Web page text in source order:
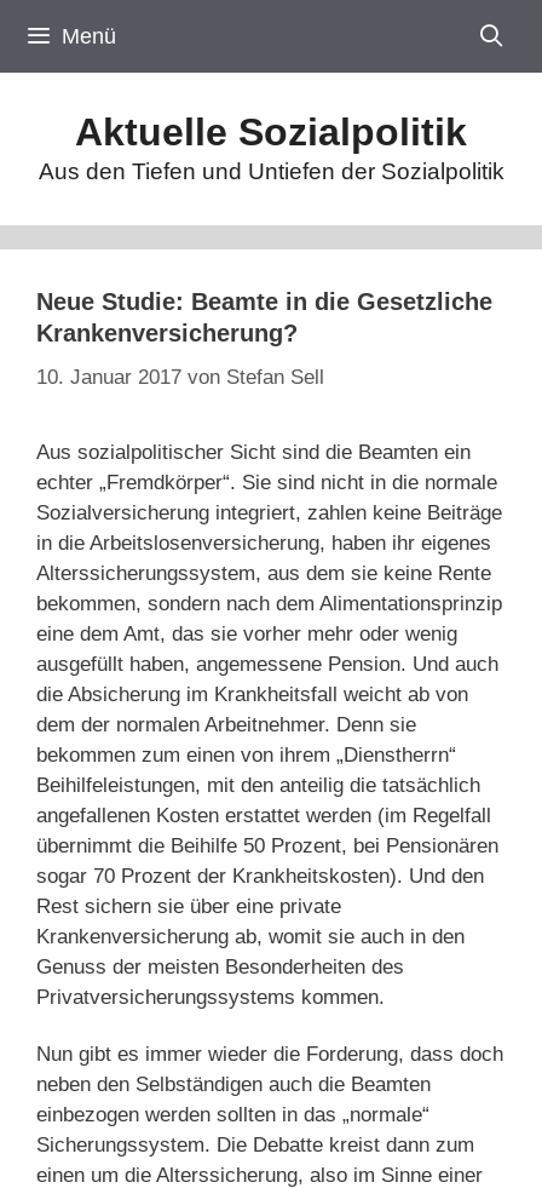
Inhalt
springen
Menü
Aktuelle Sozialpolitik
Aus den Tiefen und Untiefen der Sozialpolitik
Neue Studie: Beamte in die Gesetzliche
Krankenversicherung?
10. Januar 2017 von Stefan Sell
Aus sozialpolitischer Sicht sind die Beamten ein
echter „Fremdkörper“. Sie sind nicht in die normale
Sozialversicherung integriert, zahlen keine Beiträge
in die Arbeitslosenversicherung, haben ihr eigenes
Alterssicherungssystem, aus dem sie keine Rente
bekommen, sondern nach dem Alimentationsprinzip
eine dem Amt, das sie vorher mehr oder wenig
ausgefüllt haben, angemessene Pension. Und auch
die Absicherung im Krankheitsfall weicht ab von
dem der normalen Arbeitnehmer. Denn sie
bekommen zum einen von ihrem „Dienstherrn“
Beihilfeleistungen, mit den anteilig die tatsächlich
angefallenen Kosten erstattet werden (im Regelfall
übernimmt die Beihilfe 50 Prozent, bei Pensionären
sogar 70 Prozent der Krankheitskosten). Und den
Rest sichern sie über eine private
Krankenversicherung ab, womit sie auch in den
Genuss der meisten Besonderheiten des
Privatversicherungssystems kommen.
Nun gibt es immer wieder die Forderung, dass doch
neben den Selbständigen auch die Beamten
einbezogen werden sollten in das „normale“
Sicherungssystem. Die Debatte kreist dann zum
einen um die Alterssicherung, also im Sinne einer